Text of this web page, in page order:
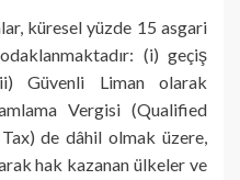
küresel yüzde 15 asgari
(i) geçiş
(ii) Güvenli Liman olarak
Vergisi (Qualified
de dâhil olmak üzere,
hak kazanan ülkeler ve